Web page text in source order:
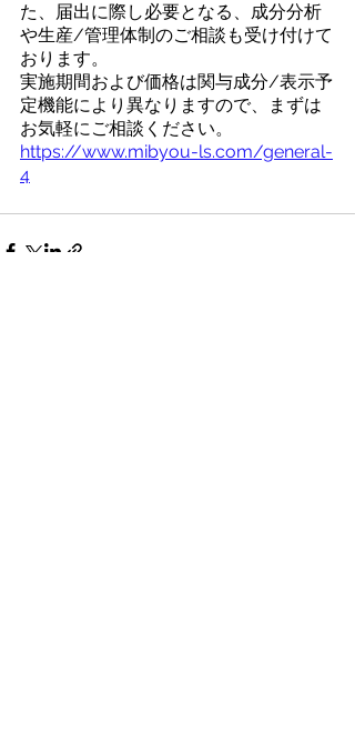
た、届出に際し必要となる、成分分析
や生産/管理体制のご相談も受け付けて
おります。
実施期間および価格は関与成分/表示予
定機能により異なりますので、まずは
お気軽にご相談ください。
https://www.mibyou-ls.com/general-
4